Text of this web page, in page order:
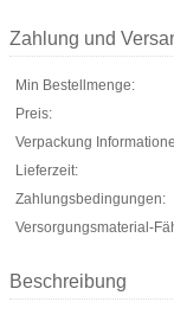
Zahlung und
Min Bestellmenge:
Preis:
Verpackung
Lieferzeit:
Zahlungsbedingungen:
Versorgungsmaterial-
Beschreibung